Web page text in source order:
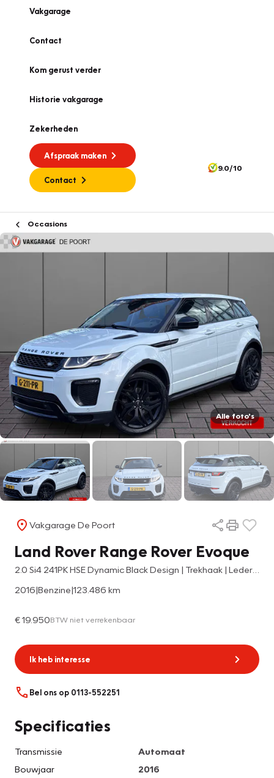
Vakgarage
Contact
Kom gerust verder
Historie vakgarage
Zekerheden
Afspraak maken
Contact
9.0/10
Occasions
Alle foto's
Vakgarage De Poort
Land Rover Range Rover Evoque
2016|Benzine|123.486 km
€ 19.950BTW niet verrekenbaar
Ik heb interesse
Bel ons op 0113-552251
Specificaties
Transmissie
Automaat
Bouwjaar
2016